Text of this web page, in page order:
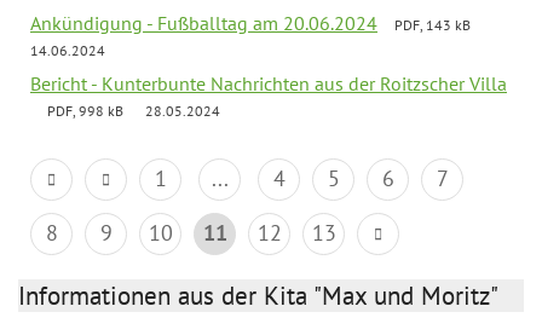
Ankündigung - Fußballtag am 20.06.2024
PDF, 143 kB
14.06.2024
Bericht - Kunterbunte Nachrichten aus der Roitzscher Villa
PDF, 998 kB 28.05.2024
1 ... 4 5 6
7
8
9 10 11 12 13
Informationen aus der Kita "Max und Moritz"